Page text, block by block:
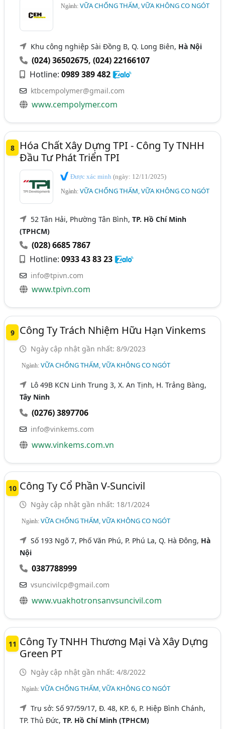
Ngành:VỮA CHỐNG THẤM, VỮA KHÔNG CO NGÓT
Khu công nghiệp Sài Đồng B, Q. Long Biên, Hà Nội
(024) 36502675,(024) 22166107
Hotline:0989 389 482
ktbcempolymer@gmail.com
www.cempolymer.com
8
Hóa Chất Xây Dựng TPI - Công Ty TNHH
Đầu Tư Phát Triển TPI
Được xác minh(ngày: 12/11/2025)
Ngành:VỮA CHỐNG THẤM, VỮA KHÔNG CO NGÓT
52 Tân Hải, Phường Tân Bình,TP. Hồ Chí Minh
(TPHCM)
(028) 6685 7867
Hotline:0933 43 83 23
info@tpivn.com
www.tpivn.com
9 Công Ty Trách Nhiệm Hữu Hạn Vinkems
Ngày cập nhật gần nhất: 8/9/2023
Ngành:VỮA CHỐNG THẤM, VỮA KHÔNG CO NGÓT
Lô 49B KCN Linh Trung 3, X. An Tịnh, H. Trảng Bàng,
Tây Ninh
(0276) 3897706
info@vinkems.com
www.vinkems.com.vn
10 Công Ty Cổ Phần V-Suncivil
Ngày cập nhật gần nhất: 18/1/2024
Ngành:VỮA CHỐNG THẤM, VỮA KHÔNG CO NGÓT
Số 193 Ngõ 7, Phố Văn Phú, P. Phú La, Q. Hà Đông, Hà
Nội
0387788999
vsuncivilcp@gmail.com
www.vuakhotronsanvsuncivil.com
11 Công Ty TNHH Thương Mại Và Xây Dựng
Green PT
Ngày cập nhật gần nhất: 4/8/2022
Ngành:VỮA CHỐNG THẤM, VỮA KHÔNG CO NGÓT
Trụ sở: Số 97/59/17, Đ. 48, KP. 6, P. Hiệp Bình Chánh,
TP. Thủ Đức,TP. Hồ Chí Minh (TPHCM)